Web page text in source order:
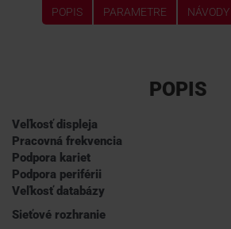
POPIS PARAMETRE NÁVODY
POPIS
Veľkosť displeja
Pracovná frekvencia
Podpora kariet
Podpora periférii
Veľkosť databázy
Sieťové rozhranie